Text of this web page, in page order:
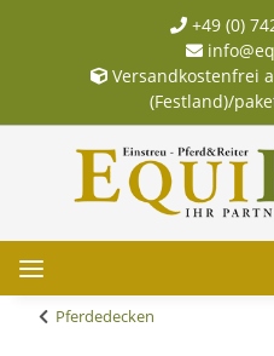
+49 (0)
Versandkostenfrei
(Festland)/
Pferdedecken